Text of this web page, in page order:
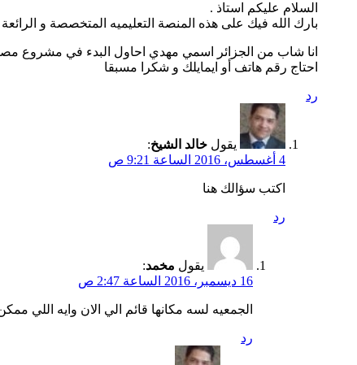
السلام عليكم استاذ .
بارك الله فيك على هذه المنصة التعليميه المتخصصة و الرائعة
انا شاب من الجزائر اسمي مهدي احاول البدء في مشروع
احتاج رقم هاتف أو ايمايلك و شكرا مسبقا
رد
يقول خالد الشيخ:
4 أغسطس، 2016 الساعة 9:21 ص
اكتب سؤالك هنا
رد
يقول مخمد:
16 ديسمبر، 2016 الساعة 2:47 ص
الجمعيه لسه مكانها قائم الي الان وايه اللي
رد